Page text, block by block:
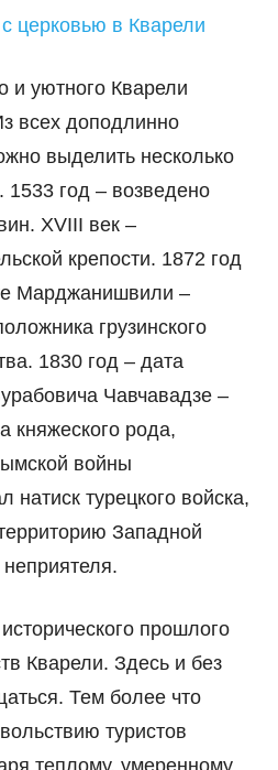
и уютного Кварели
всех доподлинно
выделить несколько
1533 год – возведено
XVIII век –
крепости. 1872 год
Марджанишвили –
грузинского
1830 год – дата
Чавчавадзе –
княжеского рода,
войны
натиск турецкого войска,
Западной
прошлого
Кварели. Здесь и без
Тем более что
туристов
теплому, умеренному